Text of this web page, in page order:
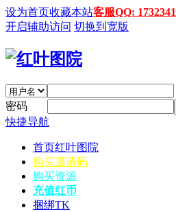
设为首页收藏本站客服QQ:
开启辅助访问 切换到宽版
密码
快捷导航
首页红叶图院
购买邀请码
购买资源
充值红币
捆绑TK